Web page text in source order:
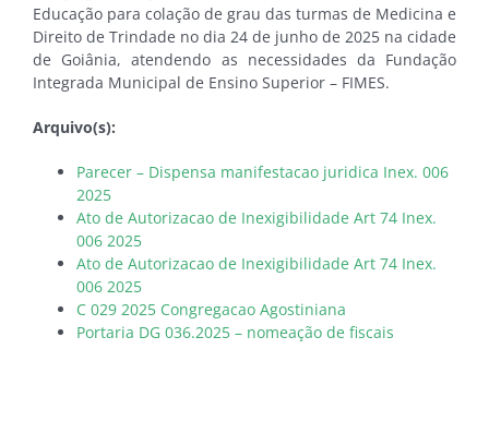
Educação para colação de grau das turmas de Medicina e
Direito de Trindade no dia 24 de junho de 2025 na cidade
de Goiânia, atendendo as necessidades da Fundação
Integrada Municipal de Ensino Superior – FIMES.
Arquivo(s):
Parecer – Dispensa manifestacao juridica Inex. 006
2025
Ato de Autorizacao de Inexigibilidade Art 74 Inex.
006 2025
Ato de Autorizacao de Inexigibilidade Art 74 Inex.
006 2025
C 029 2025 Congregacao Agostiniana
Portaria DG 036.2025 – nomeação de fiscais